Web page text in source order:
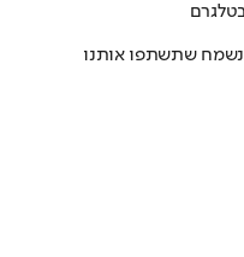
שתשתפו אותנו